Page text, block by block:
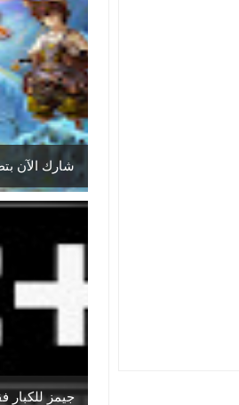
شارك الآن
جيمز للكبار